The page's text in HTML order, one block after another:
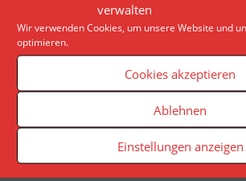
verwalten
Wir verwenden Cookies, um unsere Website und
optimieren.
Cookies akzeptieren
Ablehnen
Einstellungen anzeigen
Nach der Anhörung von US-
Kongress markieren S&P 500 und
Bestmarken. Staatsanleihen fliegen
den Depots der Investoren.
Veranstaltungen
Newsletter